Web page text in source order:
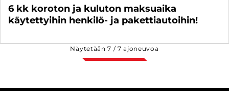
6 kk koroton ja kuluton maksuaika
käytettyihin henkilö- ja pakettiautoihin!
Näytetään7 /7 ajoneuvoa